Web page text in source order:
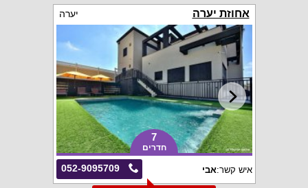
אחוזת יערה יערה
7
חדרים
052-9095709 איש קשר:אבי